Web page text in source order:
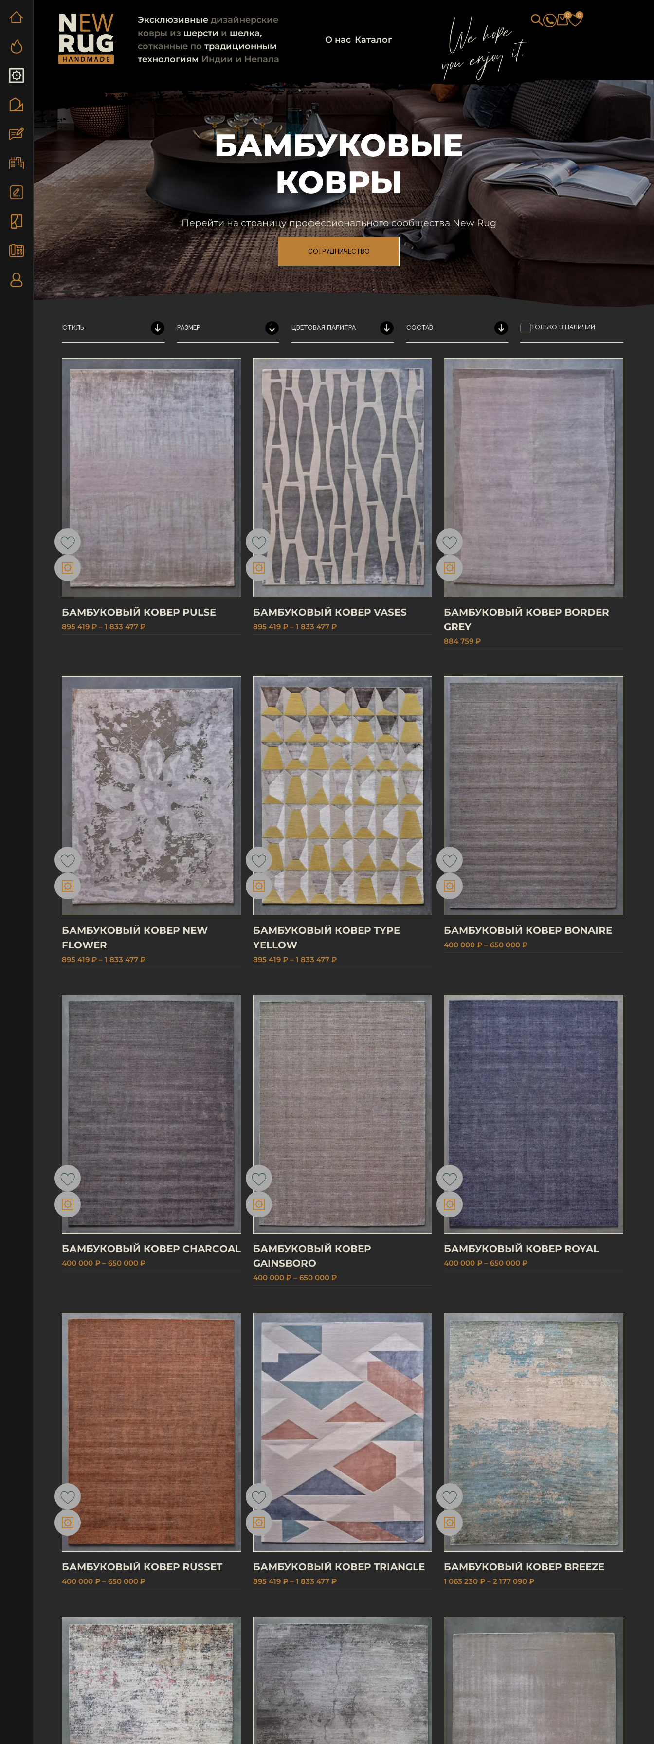
Эксклюзивныедизайнерские
ковры из шерсти и шелка,
сотканные по традиционным
технологиям Индии и Непала
О нас Каталог We hope
you enjoy it.
0 0
БАМБУКОВЫЕ
КОВРЫ
Перейти на страницу профессионального сообщества New Rug
СОТРУДНИЧЕСТВО
СТИЛЬ РАЗМЕР ЦВЕТОВАЯ ПАЛИТРА СОСТАВ ТОЛЬКО В НАЛИЧИИ
БАМБУКОВЫЙ КОВЕР PULSE
895 419 ₽ – 1 833 477 ₽
БАМБУКОВЫЙ КОВЕР VASES
895 419 ₽ – 1 833 477 ₽
БАМБУКОВЫЙ КОВЕР BORDER
GREY
884 759 ₽
БАМБУКОВЫЙ КОВЕР NEW
FLOWER
895 419 ₽ – 1 833 477 ₽
БАМБУКОВЫЙ КОВЕР TYPE
YELLOW
895 419 ₽ – 1 833 477 ₽
БАМБУКОВЫЙ КОВЕР BONAIRE
400 000 ₽ – 650 000 ₽
БАМБУКОВЫЙ КОВЕР CHARCOAL
400 000 ₽ – 650 000 ₽
БАМБУКОВЫЙ КОВЕР
GAINSBORO
400 000 ₽ – 650 000 ₽
БАМБУКОВЫЙ КОВЕР ROYAL
400 000 ₽ – 650 000 ₽
БАМБУКОВЫЙ КОВЕР RUSSET
400 000 ₽ – 650 000 ₽
БАМБУКОВЫЙ КОВЕР TRIANGLE
895 419 ₽ – 1 833 477 ₽
БАМБУКОВЫЙ КОВЕР BREEZE
1 063 230 ₽ – 2 177 090 ₽